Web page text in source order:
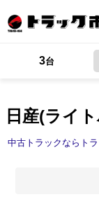
日産(ライ
3台
中古トラックならト